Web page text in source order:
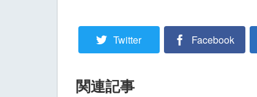
Twitter Facebook
関連記事